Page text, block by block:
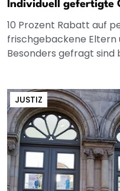
Individuell gefertigte
10 Prozent Rabatt auf
frischgebackene Eltern
Besonders gefragt sind
JUSTIZ